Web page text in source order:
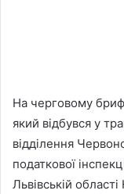
На черговому
який відбувся у
відділення
податкової
Львівській